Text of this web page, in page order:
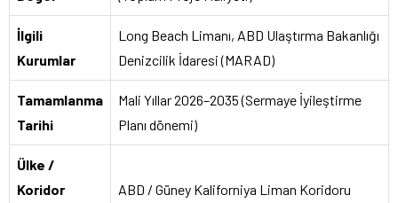
İlgili
Kurumlar
Long Beach Limanı, ABD Ulaştırma Bakanlığı
Denizcilik İdaresi (MARAD)
Tamamlanma
Tarihi
Mali Yıllar 2026–2035 (Sermaye İyileştirme
Planı dönemi)
Ülke /
Koridor
ABD / Güney Kaliforniya Liman Koridoru